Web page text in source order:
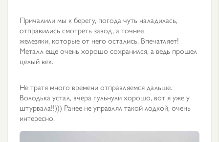
Причалили мы к берегу, погода чуть наладилась,
отправились смотреть завод, а точнее
железяки, которые от него остались. Впечатляет!
Металл еще очень хорошо сохранился, а ведь прошел
целый век.
Не тратя много времени отправляемся дальше.
Володька устал, вчера гульнули хорошо, вот я уже у
штурвала!!))) Ранее не управлял такой лодкой, очень
интересно.